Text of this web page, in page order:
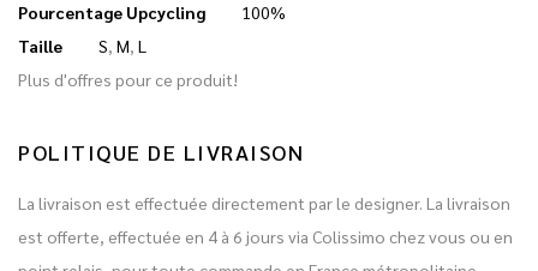
Pourcentage Upcycling
100%
Taille
S, M, L
Plus d'offres pour ce produit!
POLITIQUE DE LIVRAISON
La livraison est effectuée directement par le designer. La livraison
est offerte, effectuée en 4 à 6 jours via Colissimo chez vous ou en